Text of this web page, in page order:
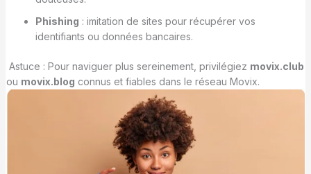
Phishing : imitation de sites pour récupérer vos
identifiants ou données bancaires.
Astuce : Pour naviguer plus sereinement, privilégiez movix.club
ou movix.blog connus et fiables dans le réseau Movix.